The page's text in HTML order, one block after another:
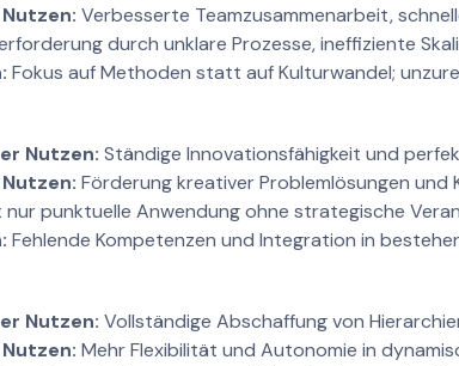
Verbesserte Teamzusammenarbeit,
durch unklare Prozesse, ineffiziente
Fokus auf Methoden statt auf Kulturwandel;
Nutzen: Ständige Innovationsfähigkeit und
Förderung kreativer Problemlösungen und
nur punktuelle Anwendung ohne strategische
Fehlende Kompetenzen und Integration in
Nutzen: Vollständige Abschaffung von
Mehr Flexibilität und Autonomie in